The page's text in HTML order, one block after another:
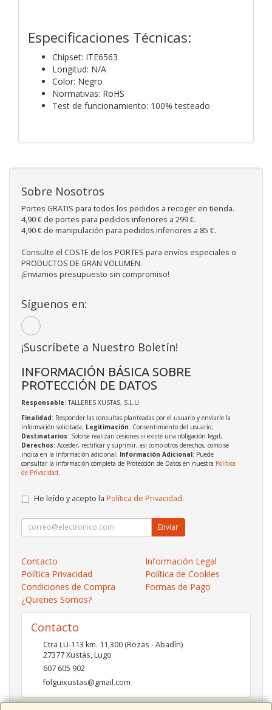
Especificaciones Técnicas:
Chipset: ITE6563
Longitud: N/A
Color: Negro
Normativas: RoHS
Test de funcionamiento: 100% testeado
Sobre Nosotros
Portes GRATIS para todos los pedidos a recoger en tienda.
4,90 € de portes para pedidos inferiores a 299 €.
4,90 € de manipulación para pedidos inferiores a 85 €.
Consulte el COSTE de los PORTES para envíos especiales o
PRODUCTOS DE GRAN VOLUMEN.
¡Enviamos presupuesto sin compromiso!
Síguenos en:
¡Suscríbete a Nuestro Boletín!
INFORMACIÓN BÁSICA SOBRE
PROTECCIÓN DE DATOS
Responsable: TALLERES XUSTAS, S.L.U.
Finalidad: Responder las consultas planteadas por el usuario y enviarle la
información solicitada; Legitimación: Consentimiento del usuario;
Destinatarios: Solo se realizan cesiones si existe una obligación legal;
Derechos: Acceder, rectificar y suprimir, así como otros derechos, como se
indica en la información adicional; Información Adicional: Puede
consultar la información completa de Protección de Datos en nuestra Política
de Privacidad
He leído y acepto la Política de Privacidad.
Enviar
Contacto
Información Legal
Política Privacidad
Política de Cookies
Condiciones de Compra
Formas de Pago
¿Quienes Somos?
Contacto
Ctra LU-113 km. 11,300 (Rozas - Abadín)
27377Xustás,Lugo
607 605 902
folguixustas@gmail.com